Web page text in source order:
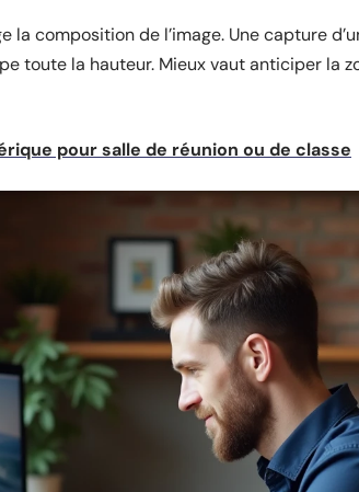
la composition de l’image. Une capture
toute la hauteur. Mieux vaut anticiper la
pour salle de réunion ou de classe